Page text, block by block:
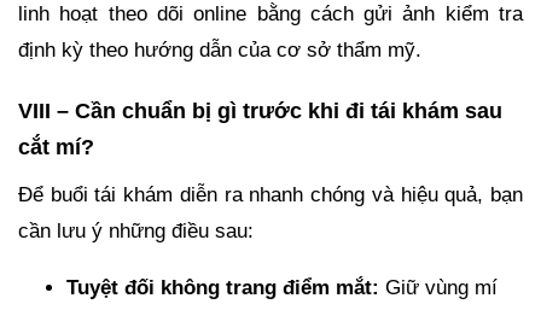
linh hoạt theo dõi online bằng cách gửi ảnh kiểm tra
định kỳ theo hướng dẫn của cơ sở thẩm mỹ.
VIII – Cần chuẩn bị gì trước khi đi tái khám sau
cắt mí?
Để buổi tái khám diễn ra nhanh chóng và hiệu quả, bạn
cần lưu ý những điều sau:
Tuyệt đối không trang điểm mắt: Giữ vùng mí